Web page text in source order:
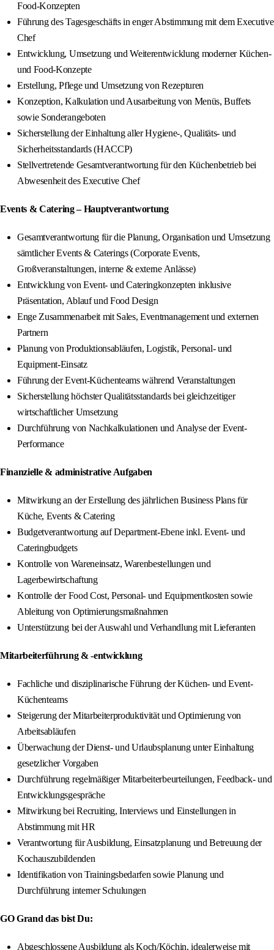
Food-Konzepten
Führung des Tagesgeschäfts in enger Abstimmung mit dem Executive
Chef
Entwicklung, Umsetzung und Weiterentwicklung moderner Küchen-
und Food-Konzepte
Erstellung, Pflege und Umsetzung von Rezepturen
Konzeption, Kalkulation und Ausarbeitung von Menüs, Buffets
sowie Sonderangeboten
Sicherstellung der Einhaltung aller Hygiene-, Qualitäts- und
Sicherheitsstandards (HACCP)
Stellvertretende Gesamtverantwortung für den Küchenbetrieb bei
Abwesenheit des Executive Chef
Events & Catering – Hauptverantwortung
Gesamtverantwortung für die Planung, Organisation und Umsetzung
sämtlicher Events & Caterings (Corporate Events,
Großveranstaltungen, interne & externe Anlässe)
Entwicklung von Event- und Cateringkonzepten inklusive
Präsentation, Ablauf und Food Design
Enge Zusammenarbeit mit Sales, Eventmanagement und externen
Partnern
Planung von Produktionsabläufen, Logistik, Personal- und
Equipment-Einsatz
Führung der Event-Küchenteams während Veranstaltungen
Sicherstellung höchster Qualitätsstandards bei gleichzeitiger
wirtschaftlicher Umsetzung
Durchführung von Nachkalkulationen und Analyse der Event-
Performance
Finanzielle & administrative Aufgaben
Mitwirkung an der Erstellung des jährlichen Business Plans für
Küche, Events & Catering
Budgetverantwortung auf Department-Ebene inkl. Event- und
Cateringbudgets
Kontrolle von Wareneinsatz, Warenbestellungen und
Lagerbewirtschaftung
Kontrolle der Food Cost, Personal- und Equipmentkosten sowie
Ableitung von Optimierungsmaßnahmen
Unterstützung bei der Auswahl und Verhandlung mit Lieferanten
Mitarbeiterführung & -entwicklung
Fachliche und disziplinarische Führung der Küchen- und Event-
Küchenteams
Steigerung der Mitarbeiterproduktivität und Optimierung von
Arbeitsabläufen
Überwachung der Dienst- und Urlaubsplanung unter Einhaltung
gesetzlicher Vorgaben
Durchführung regelmäßiger Mitarbeiterbeurteilungen, Feedback- und
Entwicklungsgespräche
Mitwirkung bei Recruiting, Interviews und Einstellungen in
Abstimmung mit HR
Verantwortung für Ausbildung, Einsatzplanung und Betreuung der
Kochauszubildenden
Identifikation von Trainingsbedarfen sowie Planung und
Durchführung interner Schulungen
GO Grand das bist Du:
Abgeschlossene Ausbildung als Koch/Köchin, idealerweise mit